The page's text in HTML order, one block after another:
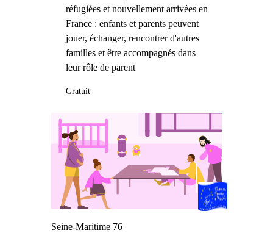
réfugiées et nouvellement arrivées en
France : enfants et parents peuvent
jouer, échanger, rencontrer d'autres
familles et être accompagnés dans
leur rôle de parent
Gratuit
Seine-Maritime 76